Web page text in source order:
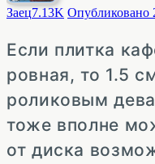
Заец7.13K Опубликовано
Если плитка
ровная, то 1.5
роликовым
тоже вполне
от диска